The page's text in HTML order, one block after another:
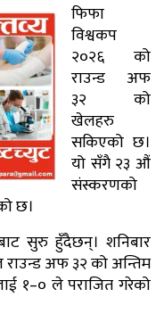
फिफा
विश्वकप
२०२६ को
राउन्ड अफ
३२ को
खेलहरु
सकिएको छ।
यो सँगै २३ औं
संस्करणको
छ।
सुरु हुँदैछन्। शनिबार
अफ ३२ को अन्तिम
१–० ले पराजित गरेको